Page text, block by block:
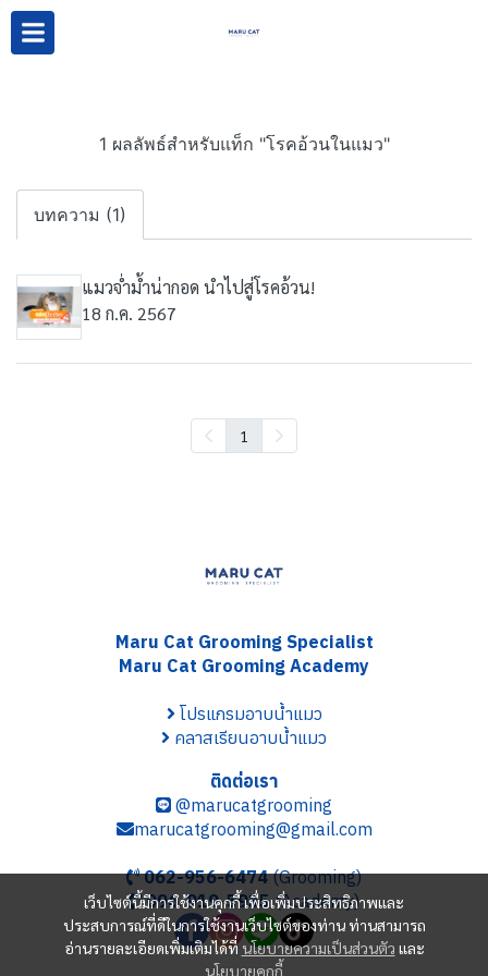
1 ผลลัพธ์สำหรับแท็ก "โรคอ้วนในแมว"
บทความ (1)
แมวจ่ำม้ำน่ากอด นำไปสู่โรคอ้วน!
18 ก.ค. 2567
1
เว็บไซต์นี้มีการใช้งานคุกกี้ เพื่อเพิ่มประสิทธิภาพและ
ประสบการณ์ที่ดีในการใช้งานเว็บไซต์ของท่าน ท่านสามารถ
อ่านรายละเอียดเพิ่มเติมได้ที่นโยบายความเป็นส่วนตัว และ
นโยบายคุกกี้
Maru Cat Grooming Specialist
Maru Cat Grooming Academy
โปรแกรมอาบน้ำแมว
คลาสเรียนอาบน้ำแมว
ติดต่อเรา
@marucatgrooming
marucatgrooming@gmail.com
062-956-6474(Grooming)
096-919-5935(Academy)